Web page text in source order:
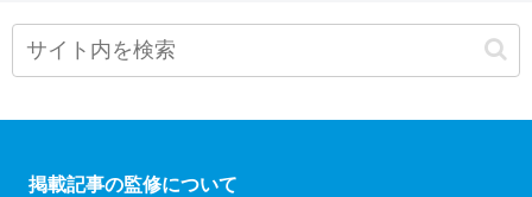
掲載記事の監修について